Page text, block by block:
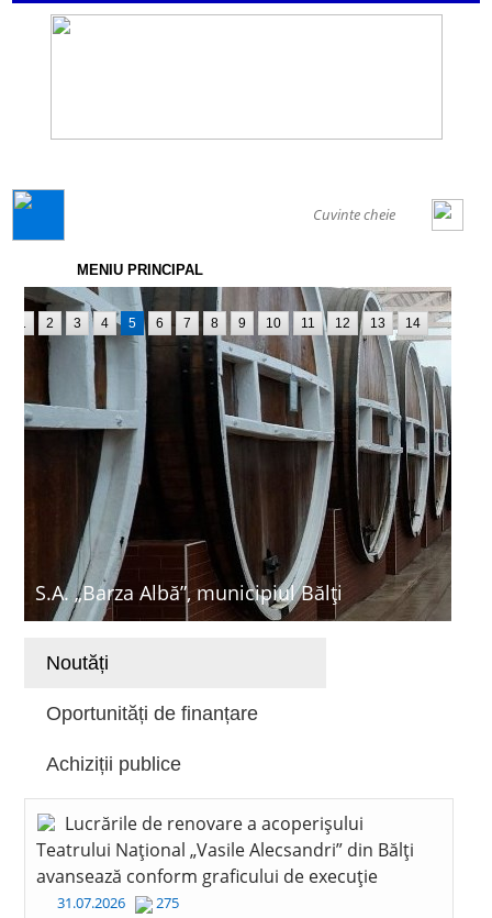
MENIU PRINCIPAL
S.A. „Barza Albă”, municipiul Bălți
1 2 3 4 5 6 7 8 9 10 11 12 13 14
Noutăți
Oportunități de finanțare
Achiziții publice
Lucrările de renovare a acoperișului
Teatrului Național „Vasile Alecsandri” din Bălți
avansează conform graficului de execuție
31.07.2026 275